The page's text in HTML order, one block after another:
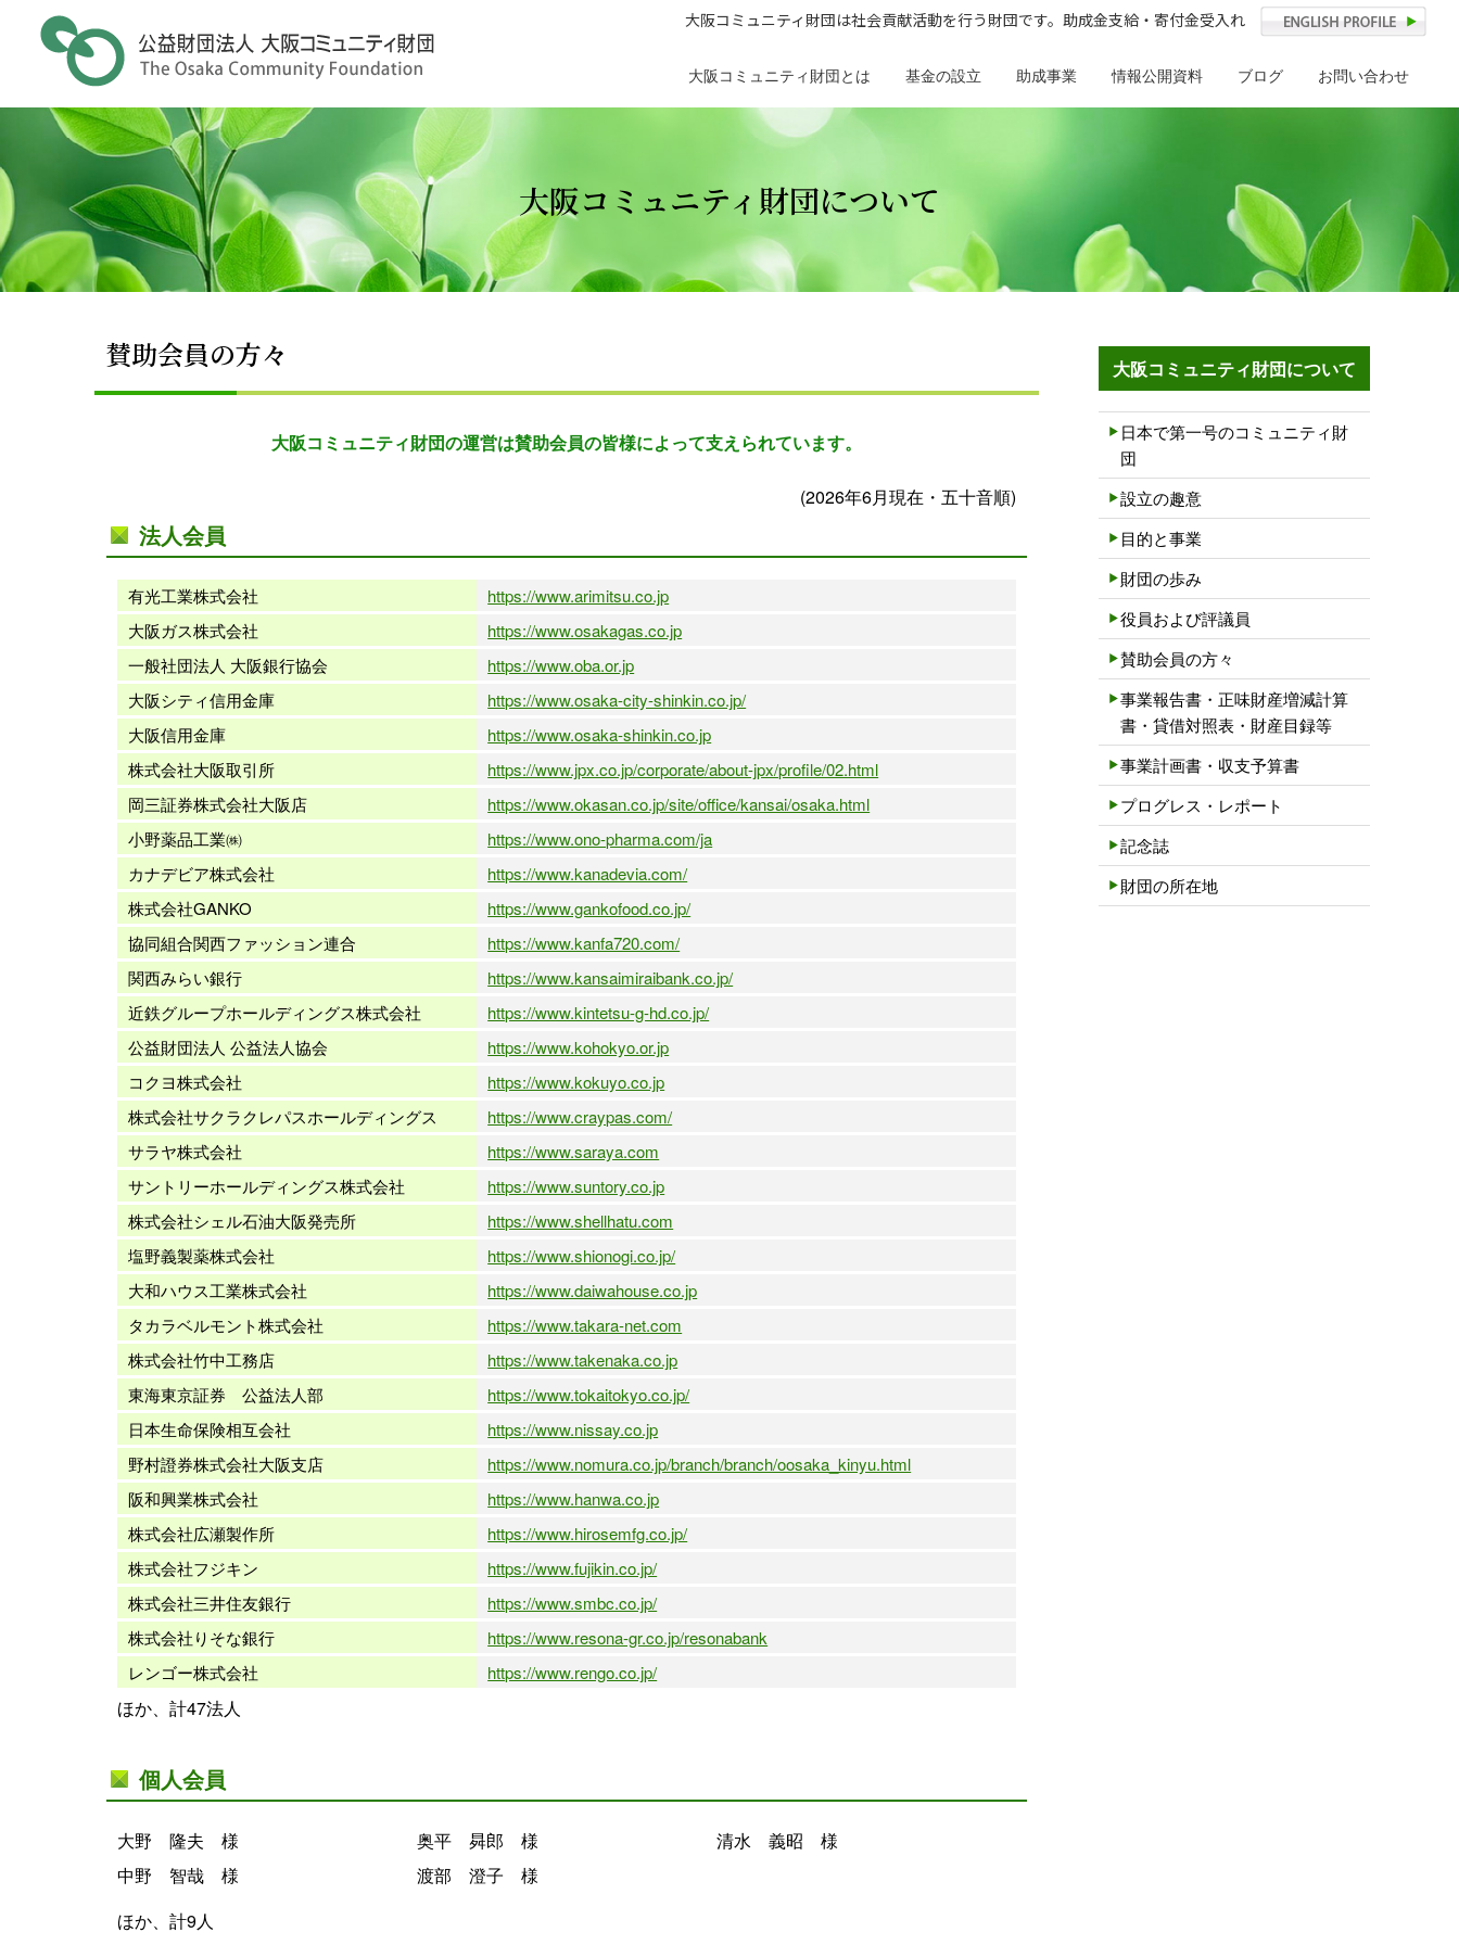
大阪コミュニティ財団は社会貢献活動を行う財団です。助成金支給・寄付金受入れ
大阪コミュニティ財団とは 基金の設立 助成事業 情報公開資料 ブログ お問い合わせ
大阪コミュニティ財団について
賛助会員の方々
大阪コミュニティ財団の運営は賛助会員の皆様によって支えられています。
(2026年6月現在・五十音順)
法人会員
有光工業株式会社
https://www.arimitsu.co.jp
大阪ガス株式会社
https://www.osakagas.co.jp
一般社団法人 大阪銀行協会
https://www.oba.or.jp
大阪シティ信用金庫
https://www.osaka-city-shinkin.co.jp/
大阪信用金庫
https://www.osaka-shinkin.co.jp
株式会社大阪取引所
https://www.jpx.co.jp/corporate/about-jpx/profile/02.html
岡三証券株式会社大阪店
https://www.okasan.co.jp/site/office/kansai/osaka.html
小野薬品工業㈱
https://www.ono-pharma.com/ja
カナデビア株式会社
https://www.kanadevia.com/
株式会社GANKO
https://www.gankofood.co.jp/
協同組合関西ファッション連合
https://www.kanfa720.com/
関西みらい銀行
https://www.kansaimiraibank.co.jp/
近鉄グループホールディングス株式会社
https://www.kintetsu-g-hd.co.jp/
公益財団法人 公益法人協会
https://www.kohokyo.or.jp
コクヨ株式会社
https://www.kokuyo.co.jp
株式会社サクラクレパスホールディングス
https://www.craypas.com/
サラヤ株式会社
https://www.saraya.com
サントリーホールディングス株式会社
https://www.suntory.co.jp
株式会社シェル石油大阪発売所
https://www.shellhatu.com
塩野義製薬株式会社
https://www.shionogi.co.jp/
大和ハウス工業株式会社
https://www.daiwahouse.co.jp
タカラベルモント株式会社
https://www.takara-net.com
株式会社竹中工務店
https://www.takenaka.co.jp
東海東京証券 公益法人部
https://www.tokaitokyo.co.jp/
日本生命保険相互会社
https://www.nissay.co.jp
野村證券株式会社大阪支店
https://www.nomura.co.jp/branch/branch/oosaka_kinyu.html
阪和興業株式会社
https://www.hanwa.co.jp
株式会社広瀬製作所
https://www.hirosemfg.co.jp/
株式会社フジキン
https://www.fujikin.co.jp/
株式会社三井住友銀行
https://www.smbc.co.jp/
株式会社りそな銀行
https://www.resona-gr.co.jp/resonabank
レンゴー株式会社
https://www.rengo.co.jp/
ほか、計47法人
個人会員
大野 隆夫 様 奥平 曻郎 様
清水 義昭 様
中野 智哉 様
渡部 澄子 様
ほか、計9人
大阪コミュニティ財団について
日本で第一号のコミュニティ財
団
設立の趣意
目的と事業
財団の歩み
役員および評議員
賛助会員の方々
事業報告書・正味財産増減計算
書・貸借対照表・財産目録等
事業計画書・収支予算書
プログレス・レポート
記念誌
財団の所在地